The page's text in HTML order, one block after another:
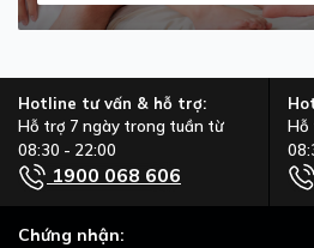
Hotline tư vấn & hỗ trợ:
Hỗ trợ 7 ngày trong tuần từ
08:30 - 22:00
1900 068 606
Hỗ
Chứng nhận: